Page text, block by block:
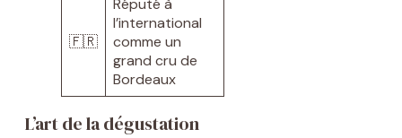
🇫🇷
l’international
comme un
grand cru de
Bordeaux
L’art de la dégustation